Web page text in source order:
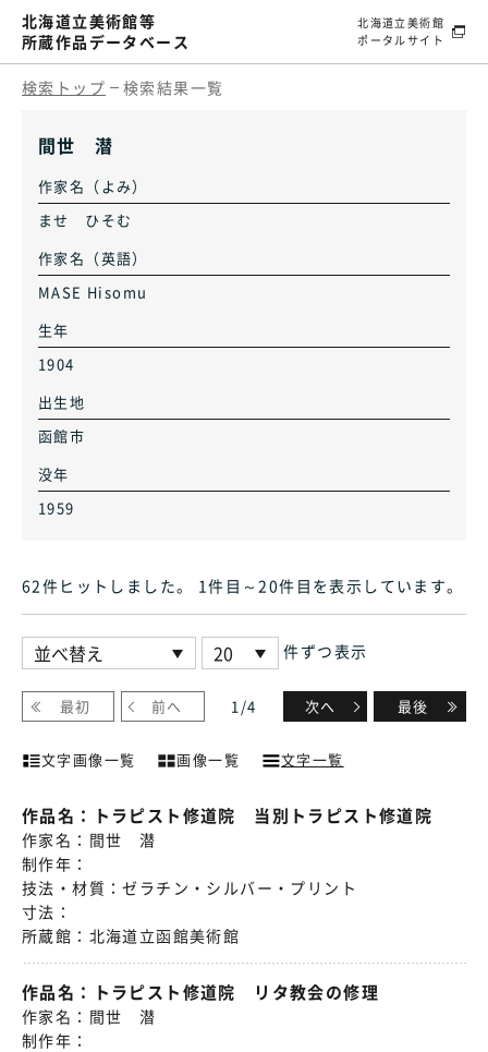
北海道立美術館等
所蔵作品データベース
北海道立美術館
ポータルサイト
検索トップ 検索結果一覧
間世 潜
作家名（よみ）
ませ ひそむ
作家名（英語）
MASE Hisomu
生年
1904
出生地
函館市
没年
1959
62件ヒット しました。 1件目～20件目 を表示しています。
件ずつ表示
最初 前へ 1 /4 次へ 最後
文字画像一覧 画像一覧 文字一覧
作品名： トラピスト修道院 当別トラピスト修道院
作家名： 間世 潜
制作年：
技法・材質：ゼラチン・シルバー・プリント
寸法：
所蔵館： 北海道立函館美術館
作品名： トラピスト修道院 リタ教会の修理
作家名： 間世 潜
制作年：